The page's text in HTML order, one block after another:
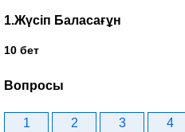
1.Жүсіп Баласағұн
10 бет
Вопросы
1 2 3 4